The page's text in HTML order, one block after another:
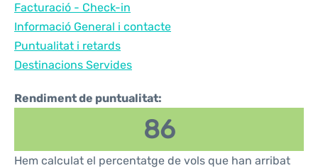
Info Aerop.
Reviews
Facturació - Check-in
Informació General i contacte
Puntualitat i retards
Destinacions Servides
Rendiment de puntualitat:
86
Hem calculat el percentatge de vols que han arribat